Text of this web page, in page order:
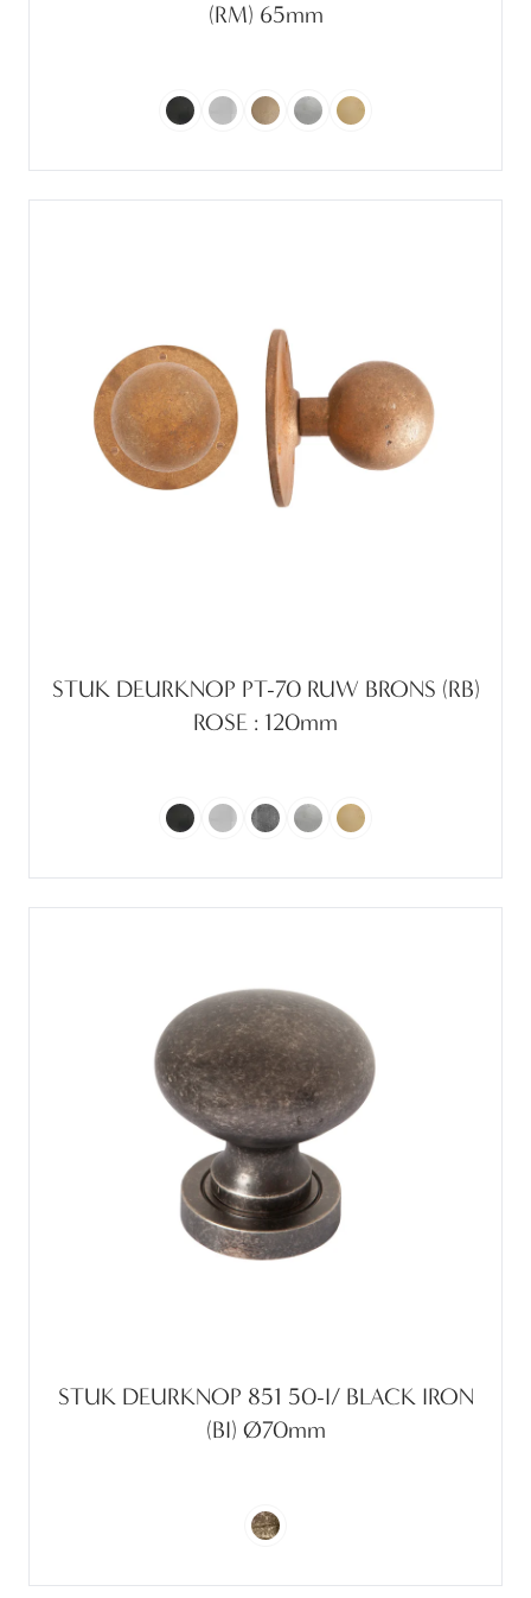
(RM) 65mm
STUK DEURKNOP PT-70 RUW BRONS (RB)
ROSE : 120mm
STUK DEURKNOP 851 50-I/ BLACK IRON
(BI) Ø70mm